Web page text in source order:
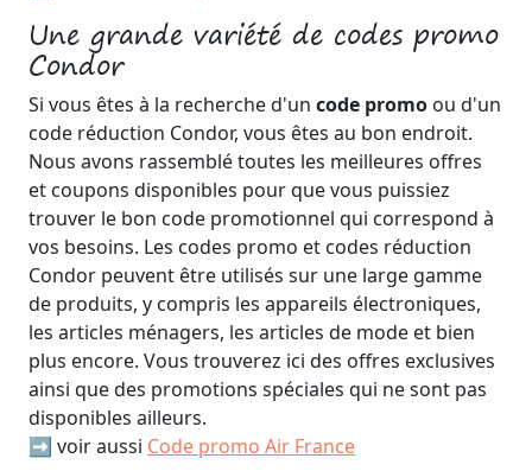
Une grande variété de codes promo
Condor
Si vous êtes à la recherche d'un code promo ou d'un
code réduction Condor, vous êtes au bon endroit.
Nous avons rassemblé toutes les meilleures offres
et coupons disponibles pour que vous puissiez
trouver le bon code promotionnel qui correspond à
vos besoins. Les codes promo et codes réduction
Condor peuvent être utilisés sur une large gamme
de produits, y compris les appareils électroniques,
les articles ménagers, les articles de mode et bien
plus encore. Vous trouverez ici des offres exclusives
ainsi que des promotions spéciales qui ne sont pas
disponibles ailleurs.
➡️ voir aussi Code promo Air France